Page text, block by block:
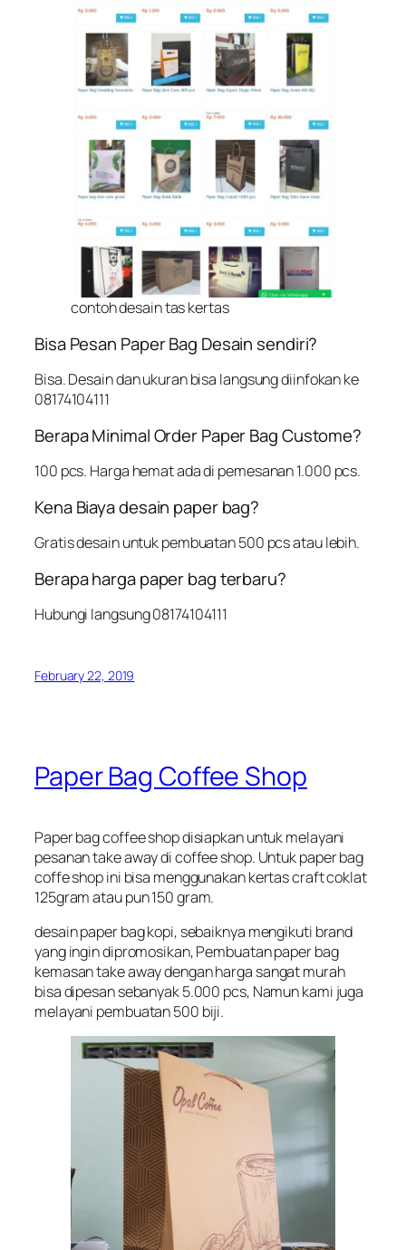
contoh desain tas kertas
Bisa Pesan Paper Bag Desain sendiri?
Bisa. Desain dan ukuran bisa langsung diinfokan ke
08174104111
Berapa Minimal Order Paper Bag Custome?
100 pcs. Harga hemat ada di pemesanan 1.000 pcs.
Kena Biaya desain paper bag?
Gratis desain untuk pembuatan 500 pcs atau lebih.
Berapa harga paper bag terbaru?
Hubungi langsung 08174104111
February 22, 2019
Paper Bag Coffee Shop
Paper bag coffee shop disiapkan untuk melayani
pesanan take away di coffee shop. Untuk paper bag
coffe shop ini bisa menggunakan kertas craft coklat
125gram atau pun 150 gram.
desain paper bag kopi, sebaiknya mengikuti brand
yang ingin dipromosikan, Pembuatan paper bag
kemasan take away dengan harga sangat murah
bisa dipesan sebanyak 5.000 pcs, Namun kami juga
melayani pembuatan 500 biji.